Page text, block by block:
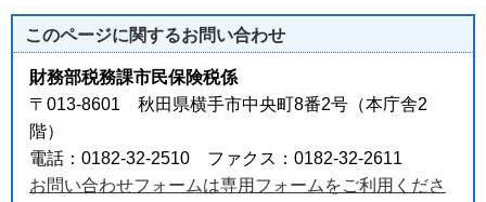
このページに関するお問い合わせ
財務部税務課市民保険税係
〒013-8601 秋田県横手市中央町8番2号（本庁舎2
階）
電話：0182-32-2510 ファクス：0182-32-2611
お問い合わせフォームは専用フォームをご利用くださ